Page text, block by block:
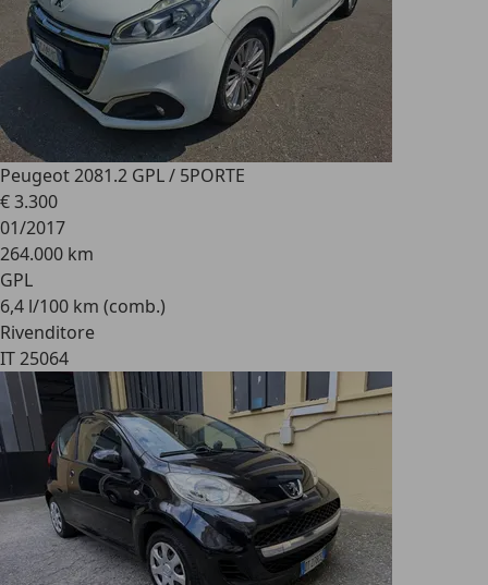
Peugeot 2081.2 GPL / 5PORTE
€ 3.300
01/2017
264.000 km
GPL
6,4 l/100 km (comb.)
Rivenditore
IT 25064